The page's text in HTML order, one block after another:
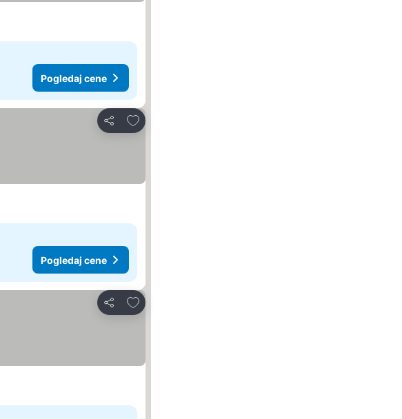
Pogledaj cene
Deli
Dodati u favorite
Pogledaj cene
Deli
Dodati u favorite